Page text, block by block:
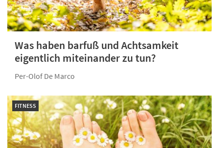
Was haben barfuß und Achtsamkeit
eigentlich miteinander zu tun?
Per-Olof De Marco
FITNESS